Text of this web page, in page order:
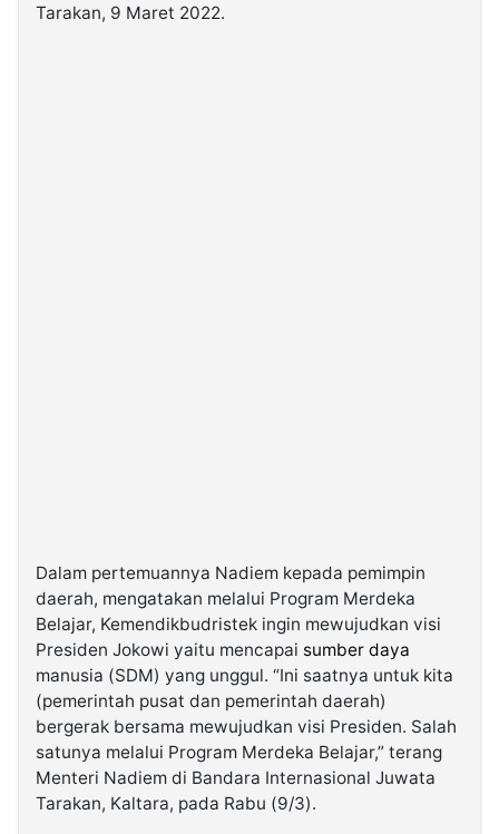
MediaTarakan, 9 Maret 2022.
Dalam pertemuannya Nadiem kepada pemimpin
daerah, mengatakan melalui Program Merdeka
Belajar, Kemendikbudristek ingin mewujudkan visi
Presiden Jokowi yaitu mencapai sumber daya
manusia (SDM) yang unggul. “Ini saatnya untuk kita
(pemerintah pusat dan pemerintah daerah)
bergerak bersama mewujudkan visi Presiden. Salah
satunya melalui Program Merdeka Belajar,” terang
Menteri Nadiem di Bandara Internasional Juwata
Tarakan, Kaltara, pada Rabu (9/3).